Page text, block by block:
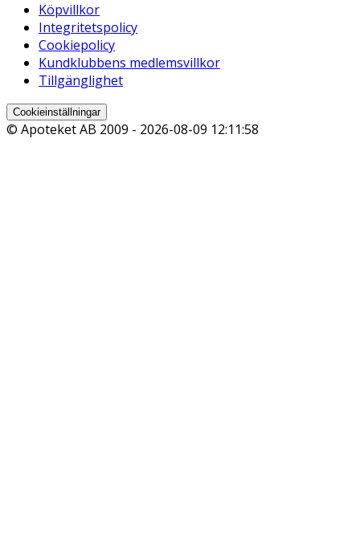
Köpvillkor
Integritetspolicy
Cookiepolicy
Kundklubbens medlemsvillkor
Tillgänglighet
Cookieinställningar
© Apoteket AB 2009 - 2026-08-09 12:11:58